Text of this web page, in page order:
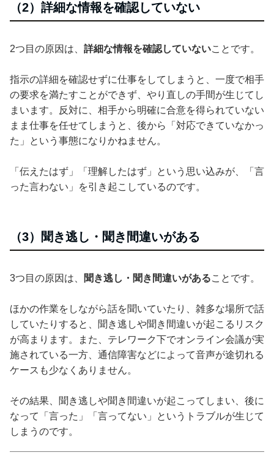
（2）詳細な情報を確認していない
2つ目の原因は、 詳細な情報を確認していないことです。
指示の詳細を確認せずに仕事をしてしまうと、一度で相手
の要求を満たすことができず、やり直しの手間が生じてし
まいます。反対に、相手から明確に合意を得られていない
まま仕事を任せてしまうと、後から「対応できていなかっ
た」という事態になりかねません。
「伝えたはず」「理解したはず」という思い込みが、「言
った言わない」を引き起こしているのです。
（3）聞き逃し・聞き間違いがある
3つ目の原因は、 聞き逃し・聞き間違いがあることです。
ほかの作業をしながら話を聞いていたり、雑多な場所で話
していたりすると、聞き逃しや聞き間違いが起こるリスク
が高まります。また、テレワーク下でオンライン会議が実
施されている一方、通信障害などによって音声が途切れる
ケースも少なくありません。
その結果、聞き逃しや聞き間違いが起こってしまい、後に
なって「言った」「言ってない」というトラブルが生じて
しまうのです。